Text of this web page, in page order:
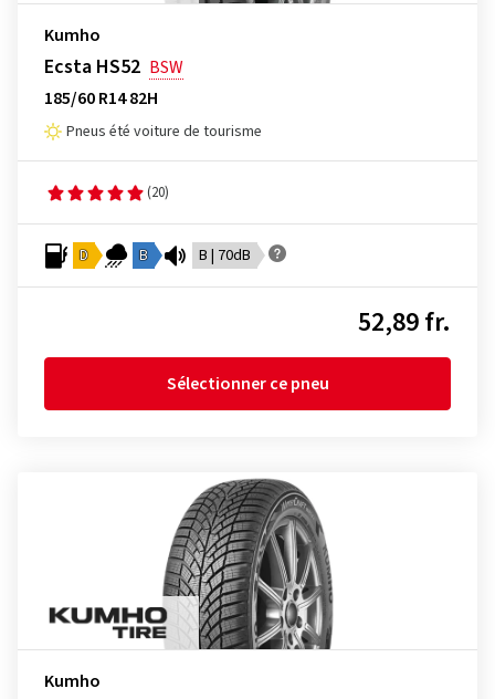
Kumho
Ecsta HS52 BSW
185/60 R14 82H
Pneus été voiture de tourisme
(20)
D B B | 70dB
52,89 fr.
Sélectionner ce pneu
Kumho